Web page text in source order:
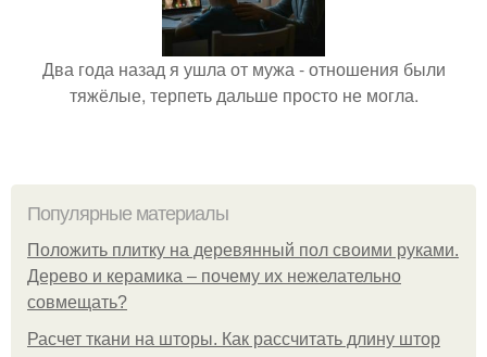
Два года назад я ушла от мужа - отношения были
тяжёлые, терпеть дальше просто не могла.
Популярные материалы
Положить плитку на деревянный пол своими руками.
Дерево и керамика – почему их нежелательно
совмещать?
Расчет ткани на шторы. Как рассчитать длину штор